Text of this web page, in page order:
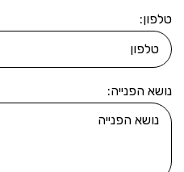
טלפון:
נושא הפנייה: